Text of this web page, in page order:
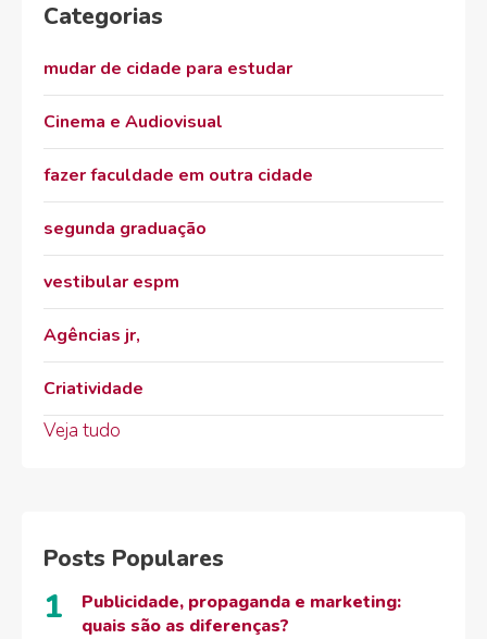
Categorias
mudar de cidade para estudar
Cinema e Audiovisual
fazer faculdade em outra cidade
segunda graduação
vestibular espm
Agências jr,
Criatividade
Veja tudo
Posts Populares
Publicidade, propaganda e marketing:
quais são as diferenças?